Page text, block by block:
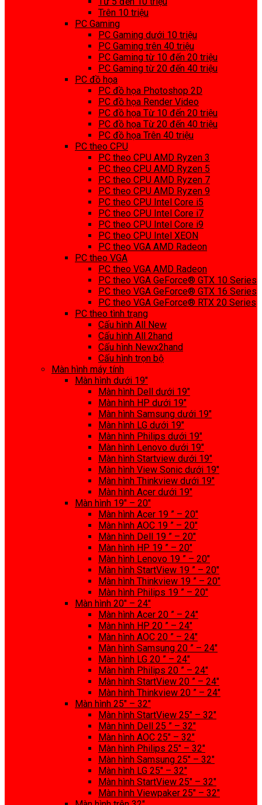
Trên 10 triệu
PC Gaming
PC Gaming dưới 10 triệu
PC Gaming trên 40 triệu
PC Gaming từ 10 đến 20 triệu
PC Gaming từ 20 đến 40 triệu
PC đồ họa
PC đồ họa Photoshop 2D
PC đồ họa Render Video
PC đồ họa Từ 10 đến 20 triệu
PC đồ họa Từ 20 đến 40 triệu
PC đồ họa Trên 40 triệu
PC theo CPU
PC theo CPU AMD Ryzen 3
PC theo CPU AMD Ryzen 5
PC theo CPU AMD Ryzen 7
PC theo CPU AMD Ryzen 9
PC theo CPU Intel Core i5
PC theo CPU Intel Core i7
PC theo CPU Intel Core i9
PC theo CPU Intel XEON
PC theo VGA AMD Radeon
PC theo VGA
PC theo VGA AMD Radeon
PC theo VGA GeForce® GTX 10 Series
PC theo VGA GeForce® GTX 16 Series
PC theo VGA GeForce® RTX 20 Series
PC theo tình trạng
Cấu hình All New
Cấu hình All 2hand
Cấu hình Newx2hand
Cấu hình trọn bộ
Màn hình máy tính
Màn hình dưới 19″
Màn hình Dell dưới 19″
Màn hình HP dưới 19″
Màn hình Samsung dưới 19″
Màn hình LG dưới 19″
Màn hình Philips dưới 19″
Màn hình Lenovo dưới 19″
Màn hình Startview dưới 19″
Màn hình View Sonic dưới 19″
Màn hình Thinkview dưới 19″
Màn hình Acer dưới 19″
Màn hình 19″ – 20″
Màn hình Acer 19 ” – 20″
Màn hình AOC 19 ” – 20″
Màn hình Dell 19 ” – 20″
Màn hình HP 19 ” – 20″
Màn hình Lenovo 19 ” – 20″
Màn hình StartView 19 ” – 20″
Màn hình Thinkview 19 ” – 20″
Màn hình Philips 19 ” – 20″
Màn hình 20″ – 24″
Màn hình Acer 20 ” – 24″
Màn hình HP 20 ” – 24″
Màn hình AOC 20 ” – 24″
Màn hình Samsung 20 ” – 24″
Màn hình LG 20 ” – 24″
Màn hình Philips 20 ” – 24″
Màn hình StartView 20 ” – 24″
Màn hình Thinkview 20 ” – 24″
Màn hình 25″ – 32″
Màn hình StartView 25″ – 32″
Màn hình Dell 25 ” – 32″
Màn hình AOC 25″ – 32″
Màn hình Philips 25″ – 32″
Màn hình Samsung 25″ – 32″
Màn hình LG 25″ – 32″
Màn hình StartView 25″ – 32″
Màn hình Viewpaker 25″ – 32″